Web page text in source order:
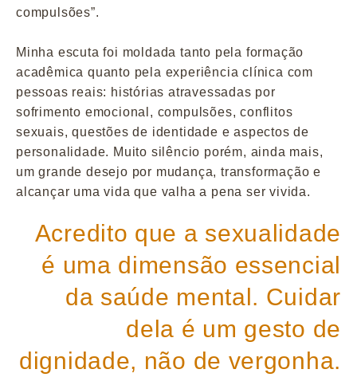
compulsões”.
Minha escuta foi moldada tanto pela formação
acadêmica quanto pela experiência clínica com
pessoas reais: histórias atravessadas por
sofrimento emocional, compulsões, conflitos
sexuais, questões de identidade e aspectos de
personalidade. Muito silêncio porém, ainda mais,
um grande desejo por mudança, transformação e
alcançar uma vida que valha a pena ser vivida.
Acredito que a sexualidade
é uma dimensão essencial
da saúde mental. Cuidar
dela é um gesto de
dignidade, não de vergonha.